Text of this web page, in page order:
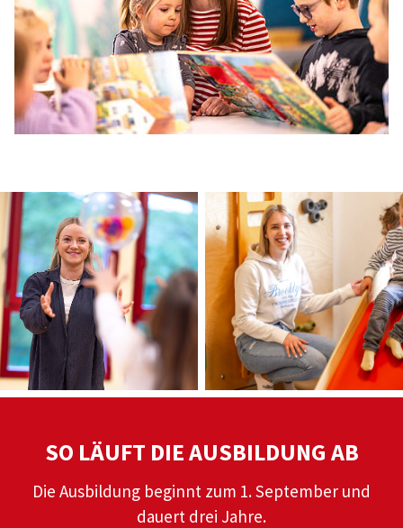
SO LÄUFT DIE AUSBILDUNG AB
Die Ausbildung beginnt zum 1. September und
dauert drei Jahre.